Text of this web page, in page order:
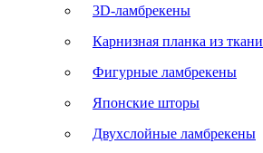
3D-ламбрекены
Карнизная планка из ткани
Фигурные ламбрекены
Японские шторы
Двухслойные ламбрекены